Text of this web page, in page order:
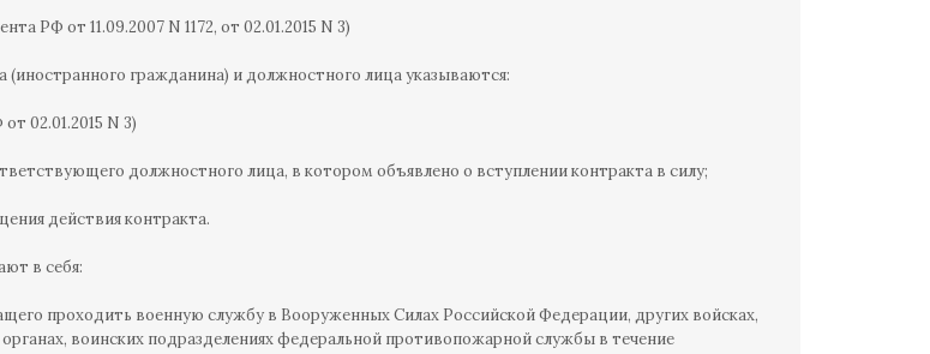
РФ от 11.09.2007 N 1172, от 02.01.2015 N 3)
(иностранного гражданина) и должностного лица указываются:
02.01.2015 N 3)
должностного лица, в котором объявлено о вступлении контракта в силу;
действия контракта.
в себя:
проходить военную службу в Вооруженных Силах Российской Федерации, других войсках,
воинских подразделениях федеральной противопожарной службы в течение